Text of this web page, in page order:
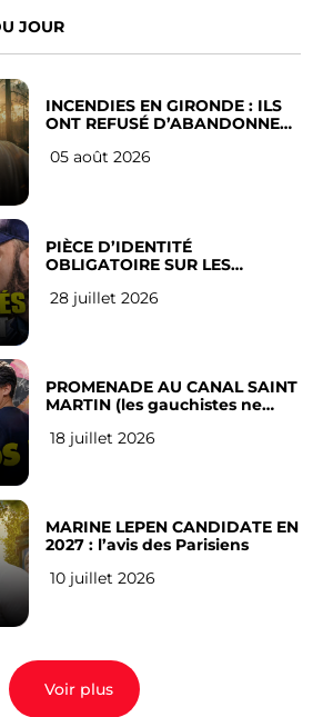
JOUR
INCENDIES EN GIRONDE : ILS
ONT REFUSÉ D’ABANDONNER
05 août 2026
PIÈCE D’IDENTITÉ
OBLIGATOIRE SUR LES
Français
28 juillet 2026
PROMENADE AU CANAL SAINT
MARTIN (les gauchistes ne
18 juillet 2026
MARINE LEPEN CANDIDATE EN
2027 : l’avis des Parisiens
10 juillet 2026
Voir plus